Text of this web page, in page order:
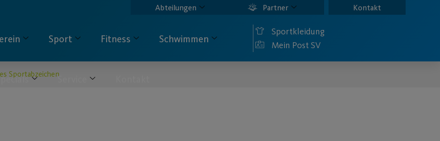
Abteilungen Partner Kontakt
Sport Fitness Schwimmen
Service
Sportkleidung
Mein Post SV
Sportabzeichen